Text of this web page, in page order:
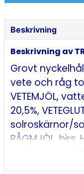
Beskrivning
Beskrivning av
Grovt
vete och råg
VETEMJÖL,
20,5%,
solroskärnor/
RÅGMJÖL, hirs,
(av VETE) 2%,
vegetabilisk